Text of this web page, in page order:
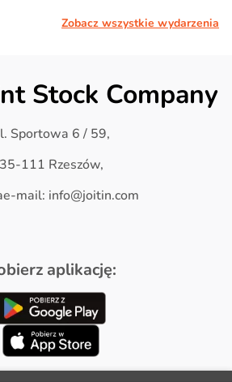
Zobacz wszystkie wydarzenia
Stock Company
Sportowa 6 / 59,
35-111 Rzeszów,
mail: info@joitin.com
aplikację: